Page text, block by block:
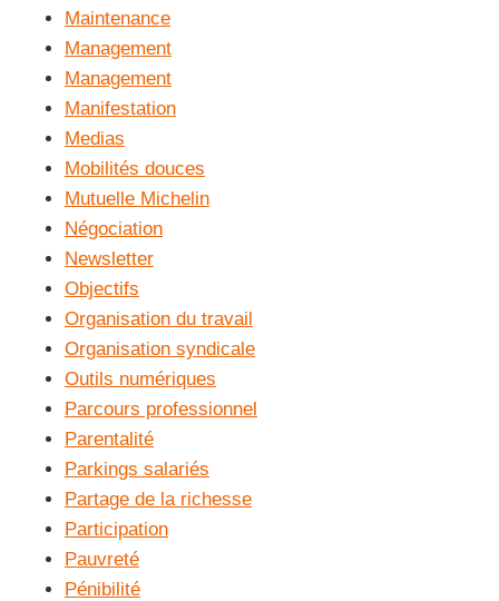
Maintenance
Management
Management
Manifestation
Medias
Mobilités douces
Mutuelle Michelin
Négociation
Newsletter
Objectifs
Organisation du travail
Organisation syndicale
Outils numériques
Parcours professionnel
Parentalité
Parkings salariés
Partage de la richesse
Participation
Pauvreté
Pénibilité